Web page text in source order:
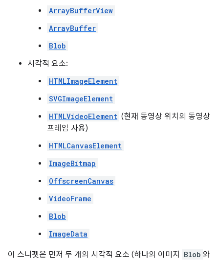
ArrayBufferView
ArrayBuffer
Blob
시각적 요소:
HTMLImageElement
SVGImageElement
HTMLVideoElement (현재 동영상 위치의 동영상
프레임 사용)
HTMLCanvasElement
ImageBitmap
OffscreenCanvas
VideoFrame
Blob
ImageData
이 스니펫은 먼저 두 개의 시각적 요소 (하나의 이미지 Blob 와